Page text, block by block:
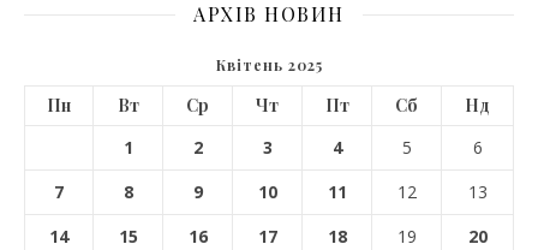
АРХІВ НОВИН
Квітень 2025
Пн Вт Ср Чт Пт Сб
Нд
1
2 3 4 5
6
7
8 9 10 11 12
13
14
15 16 17 18 19
20